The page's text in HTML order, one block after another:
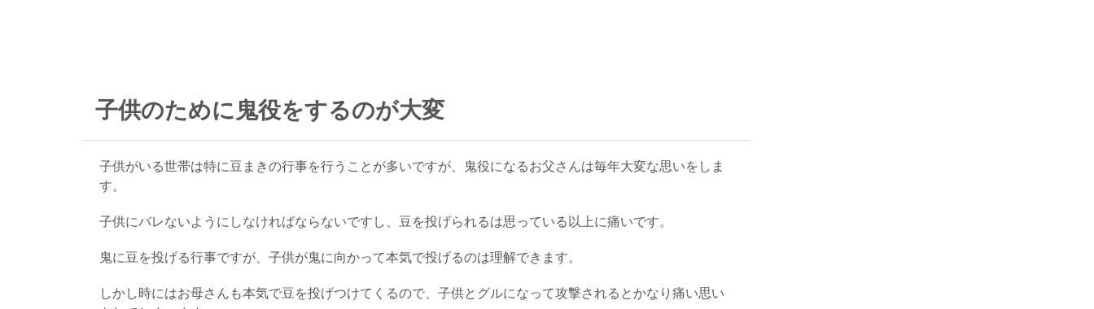
子供のために鬼役をするのが大変
子供がいる世帯は特に豆まきの行事を行うことが多いですが、鬼役になるお父さんは毎年大変な思いをしま
す。
子供にバレないようにしなければならないですし、豆を投げられるは思っている以上に痛いです。
鬼に豆を投げる行事ですが、子供が鬼に向かって本気で投げるのは理解できます。
しかし時にはお母さんも本気で豆を投げつけてくるので、子供とグルになって攻撃されるとかなり痛い思い